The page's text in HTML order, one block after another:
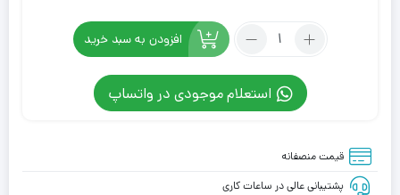
تعداد:
ساقدار
ضدآب
نایک
شل
مشکی
افزودن به سبد خرید
استعلام موجودی در واتساپ
قیمت منصفانه
پشتیبانی عالی در ساعات کاری